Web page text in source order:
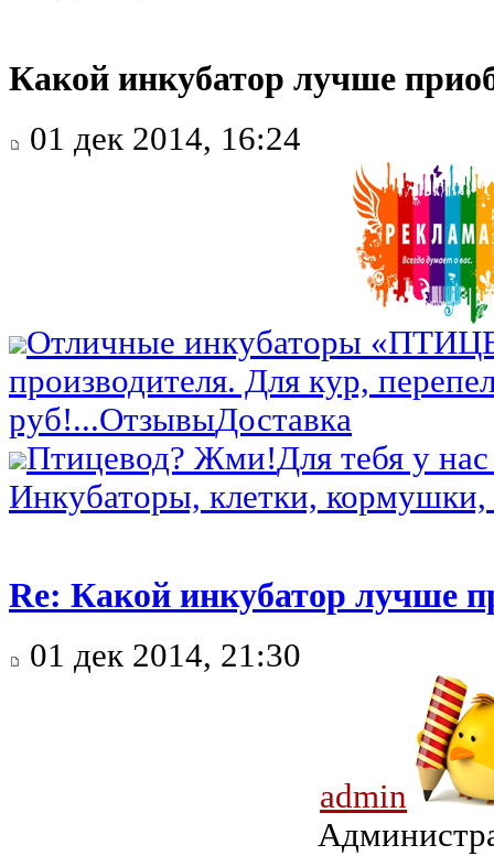
Какой инкубатор лучше
01 дек 2014, 16:24
Отличные инкубаторы
производителя. Для кур,
руб!...ОтзывыДоставка
Птицевод? Жми!Для тебя у
Инкубаторы, клетки,
Re: Какой инкубатор лучше
01 дек 2014, 21:30
admin